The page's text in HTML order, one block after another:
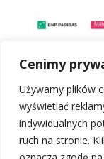
Cenimy
Używamy plików
wyświetlać
indywidualnych
ruch na stronie.